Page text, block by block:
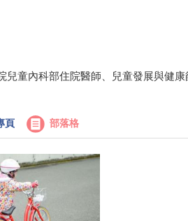
童內科部住院醫師、兒童發展與健
頁 部落格